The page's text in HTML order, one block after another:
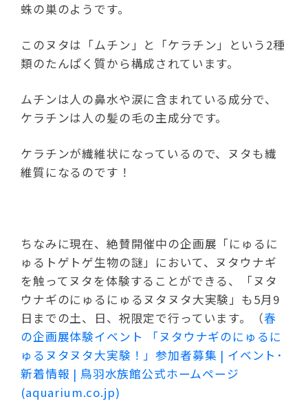
蛛の巣のようです。
このヌタは「ムチン」と「ケラチン」という2種
類のたんぱく質から構成されています。
ムチンは人の鼻水や涙に含まれている成分で、
ケラチンは人の髪の毛の主成分です。
ケラチンが繊維状になっているので、ヌタも繊
維質になるのです！
ちなみに現在、絶賛開催中の企画展「にゅるに
ゅるトゲトゲ生物の謎」において、ヌタウナギ
を触ってヌタを体験することができる、「ヌタ
ウナギのにゅるにゅるヌタヌタ大実験」も5月9
日までの土、日、祝限定で行っています。（春
の企画展体験イベント 「ヌタウナギのにゅるに
ゅるヌタヌタ大実験！」参加者募集 | イベント･
新着情報 | 鳥羽水族館公式ホームページ
(aquarium.co.jp)